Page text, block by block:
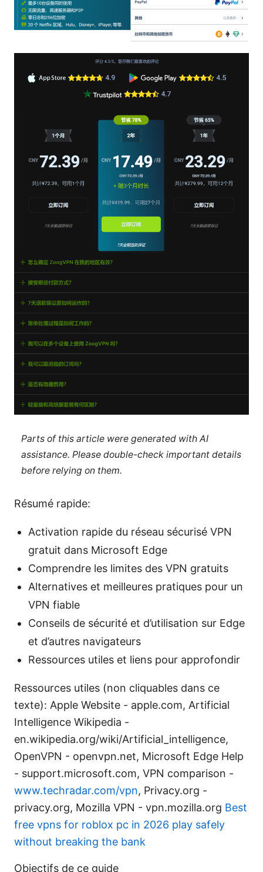
Parts of this article were generated with AI
assistance. Please double-check important details
before relying on them.
Résumé rapide:
Activation rapide du réseau sécurisé VPN
gratuit dans Microsoft Edge
Comprendre les limites des VPN gratuits
Alternatives et meilleures pratiques pour un
VPN fiable
Conseils de sécurité et d’utilisation sur Edge
et d’autres navigateurs
Ressources utiles et liens pour approfondir
Ressources utiles (non cliquables dans ce
texte): Apple Website - apple.com, Artificial
Intelligence Wikipedia -
en.wikipedia.org/wiki/Artificial_intelligence,
OpenVPN - openvpn.net, Microsoft Edge Help
- support.microsoft.com, VPN comparison -
www.techradar.com/vpn, Privacy.org -
privacy.org, Mozilla VPN - vpn.mozilla.org Best
free vpns for roblox pc in 2026 play safely
without breaking the bank
Objectifs de ce guide